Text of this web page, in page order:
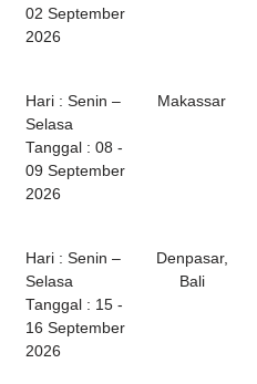
02 September
2026
Hari : Senin –
Selasa
Tanggal : 08 -
09 September
2026
Makassar
Hari : Senin –
Selasa
Tanggal : 15 -
16 September
2026
Denpasar,
Bali